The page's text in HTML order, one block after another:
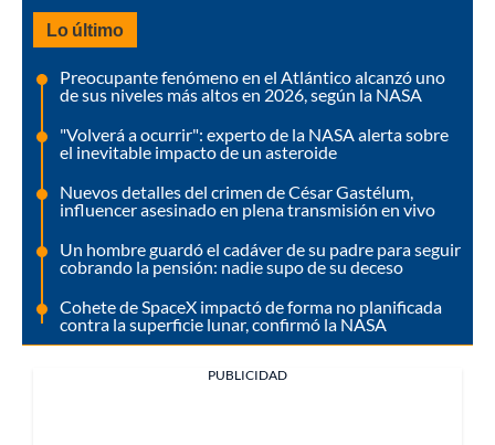
Lo último
Preocupante fenómeno en el Atlántico alcanzó uno
de sus niveles más altos en 2026, según la NASA
"Volverá a ocurrir": experto de la NASA alerta sobre
el inevitable impacto de un asteroide
Nuevos detalles del crimen de César Gastélum,
influencer asesinado en plena transmisión en vivo
Un hombre guardó el cadáver de su padre para seguir
cobrando la pensión: nadie supo de su deceso
Cohete de SpaceX impactó de forma no planificada
contra la superficie lunar, confirmó la NASA
PUBLICIDAD